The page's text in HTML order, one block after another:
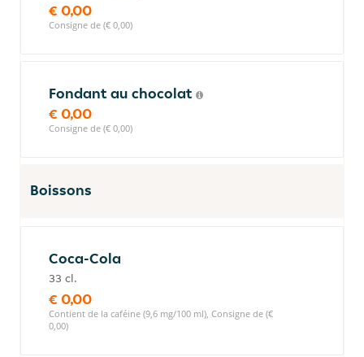
€ 0,00
Consigne de (€ 0,00)
Fondant au chocolat
€ 0,00
Consigne de (€ 0,00)
Boissons
Coca-Cola
33 cl.
€ 0,00
Contient de la caféine (9,6 mg/100 ml), Consigne de (€
0,00)